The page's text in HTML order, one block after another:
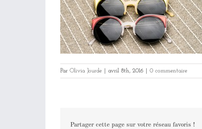
Par Olivia Jourde avril 8th, 2016 0 commentaire
Partager cette page sur votre réseau favoris !